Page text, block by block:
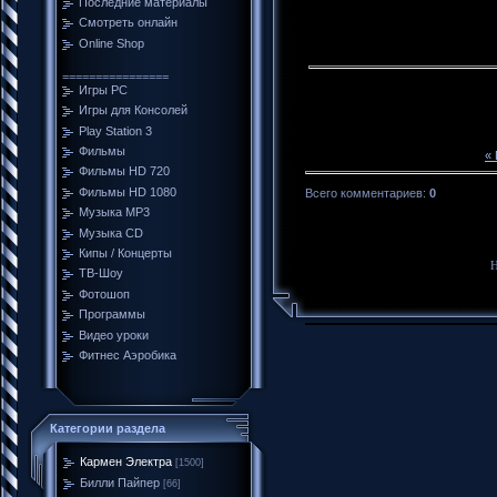
Смотреть онлайн
Online Shop
================
Игры PC
Игры для Консолей
Play Station 3
Фильмы
Фильмы HD 720
Фильмы HD 1080
Музыка MP3
Музыка CD
Кипы / Концерты
ТВ-Шоу
Фотошоп
Программы
Видео уроки
Фитнес Аэробика
Категории раздела
Кармен Электра [1500]
Билли Пайпер [66]
«
Всего комментариев: 0